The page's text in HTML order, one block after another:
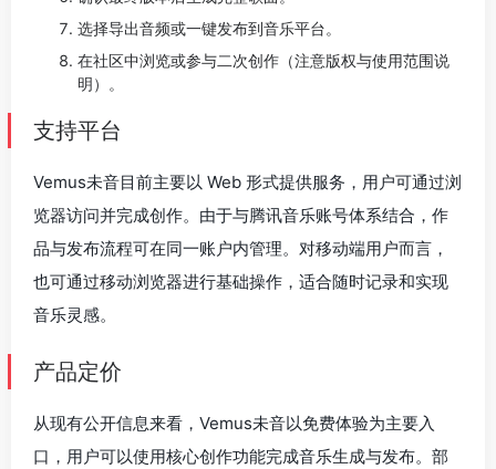
选择导出音频或一键发布到音乐平台。
在社区中浏览或参与二次创作（注意版权与使用范围说
明）。
支持平台
Vemus未音目前主要以 Web 形式提供服务，用户可通过浏
览器访问并完成创作。由于与腾讯音乐账号体系结合，作
品与发布流程可在同一账户内管理。对移动端用户而言，
也可通过移动浏览器进行基础操作，适合随时记录和实现
音乐灵感。
产品定价
从现有公开信息来看，Vemus未音以免费体验为主要入
口，用户可以使用核心创作功能完成音乐生成与发布。部